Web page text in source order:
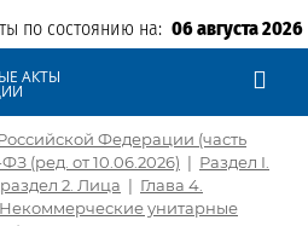
по состоянию на: 06 августа 2026
АКТЫ
Федерации (часть
ФЗ (ред. от 10.06.2026) | Раздел I.
2. Лица | Глава 4.
Некоммерческие унитарные